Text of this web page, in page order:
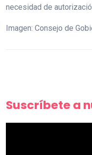
necesidad de
Imagen: Consejo de
Suscríbete a